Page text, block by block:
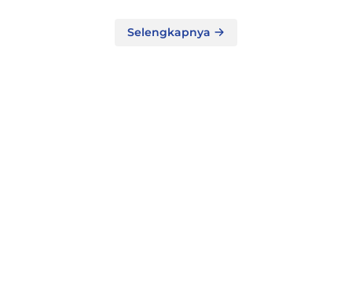
Selengkapnya